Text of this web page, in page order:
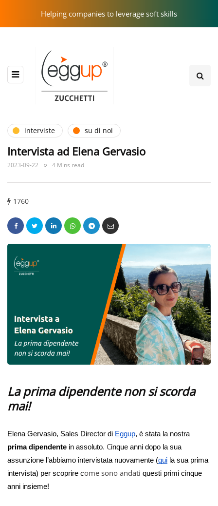
Helping companies to leverage soft skills
interviste su di noi
Intervista ad Elena Gervasio
2023-09-22 4 Mins read
1760
La prima dipendente non si scorda
mai!
Elena Gervasio, Sales Director di Eggup, è stata la nostra
prima dipendente in assoluto. Cinque anni dopo la sua
assunzione l’abbiamo intervistata nuovamente (qui la sua prima
intervista) per scoprire come sono andati questi primi cinque
anni insieme!